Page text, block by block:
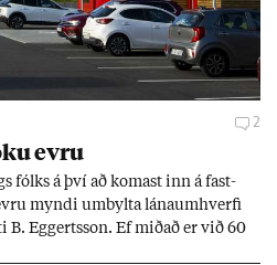
2
evru
fólks á því að kom­ast inn á fast­
myndi um­bylta lánaum­hverfi
B. Eggerts­son. Ef mið­að er við 60